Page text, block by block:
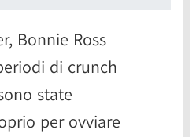
Bonnie Ross
di crunch
state
per ovviare